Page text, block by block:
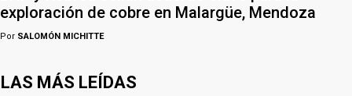
exploración de cobre en Malargüe, Mendoza
Por SALOMÓN MICHITTE
LAS MÁS LEÍDAS